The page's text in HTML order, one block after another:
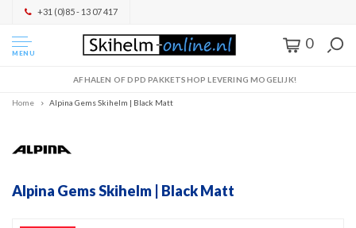
+31 (0)85 - 13 07 417
MENU
0
AFHALEN OF DPD PAKKETSHOP LEVERING MOGELIJK!
Home Alpina Gems Skihelm | Black Matt
Alpina Gems Skihelm | Black Matt